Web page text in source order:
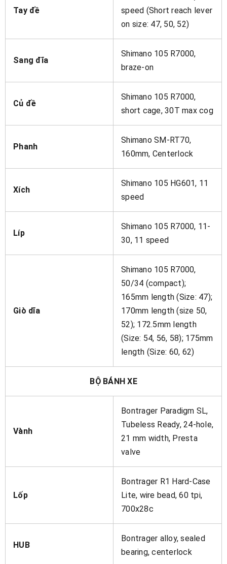
Tay đề
speed (Short reach lever
on size: 47, 50, 52)
Sang đĩa
Shimano 105 R7000,
braze-on
Củ đề
Shimano 105 R7000,
short cage, 30T max cog
Phanh
Shimano SM-RT70,
160mm, Centerlock
Xích
Shimano 105 HG601, 11
speed
Líp
Shimano 105 R7000, 11-
30, 11 speed
Giò dĩa
Shimano 105 R7000,
50/34 (compact);
165mm length (Size: 47);
170mm length (size 50,
52); 172.5mm length
(Size: 54, 56, 58); 175mm
length (Size: 60, 62)
BỘ BÁNH XE
Vành
Bontrager Paradigm SL,
Tubeless Ready, 24-hole,
21 mm width, Presta
valve
Lốp
Bontrager R1 Hard-Case
Lite, wire bead, 60 tpi,
700x28c
HUB
Bontrager alloy, sealed
bearing, centerlock